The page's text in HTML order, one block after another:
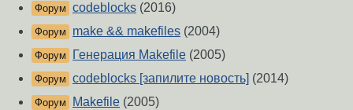
Форум codeblocks (2016)
Форум make && makefiles (2004)
Форум Генерация Makefile (2005)
Форум codeblocks [запилите новость] (2014)
Форум Makefile (2005)